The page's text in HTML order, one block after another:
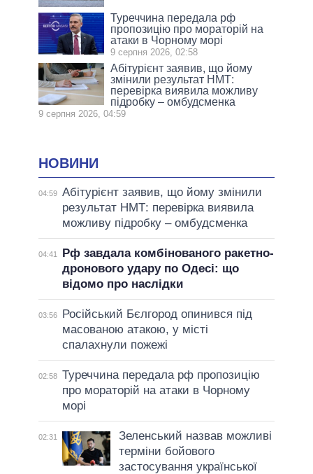
Туреччина передала рф
пропозицію про мораторій на
атаки в Чорному морі
9 серпня 2026, 02:58
Абітурієнт заявив, що йому
змінили результат НМТ:
перевірка виявила можливу
підробку – омбудсменка
9 серпня 2026, 04:59
НОВИНИ
04:59 Абітурієнт заявив, що йому змінили
результат НМТ: перевірка виявила
можливу підробку – омбудсменка
04:41
Рф завдала комбінованого ракетно-
дронового удару по Одесі: що
відомо про наслідки
03:56
Російський Бєлгород опинився під
масованою атакою, у місті
спалахнули пожежі
02:58 Туреччина передала рф пропозицію
про мораторій на атаки в Чорному
морі
02:31
Зеленський назвав можливі
терміни бойового
застосування української